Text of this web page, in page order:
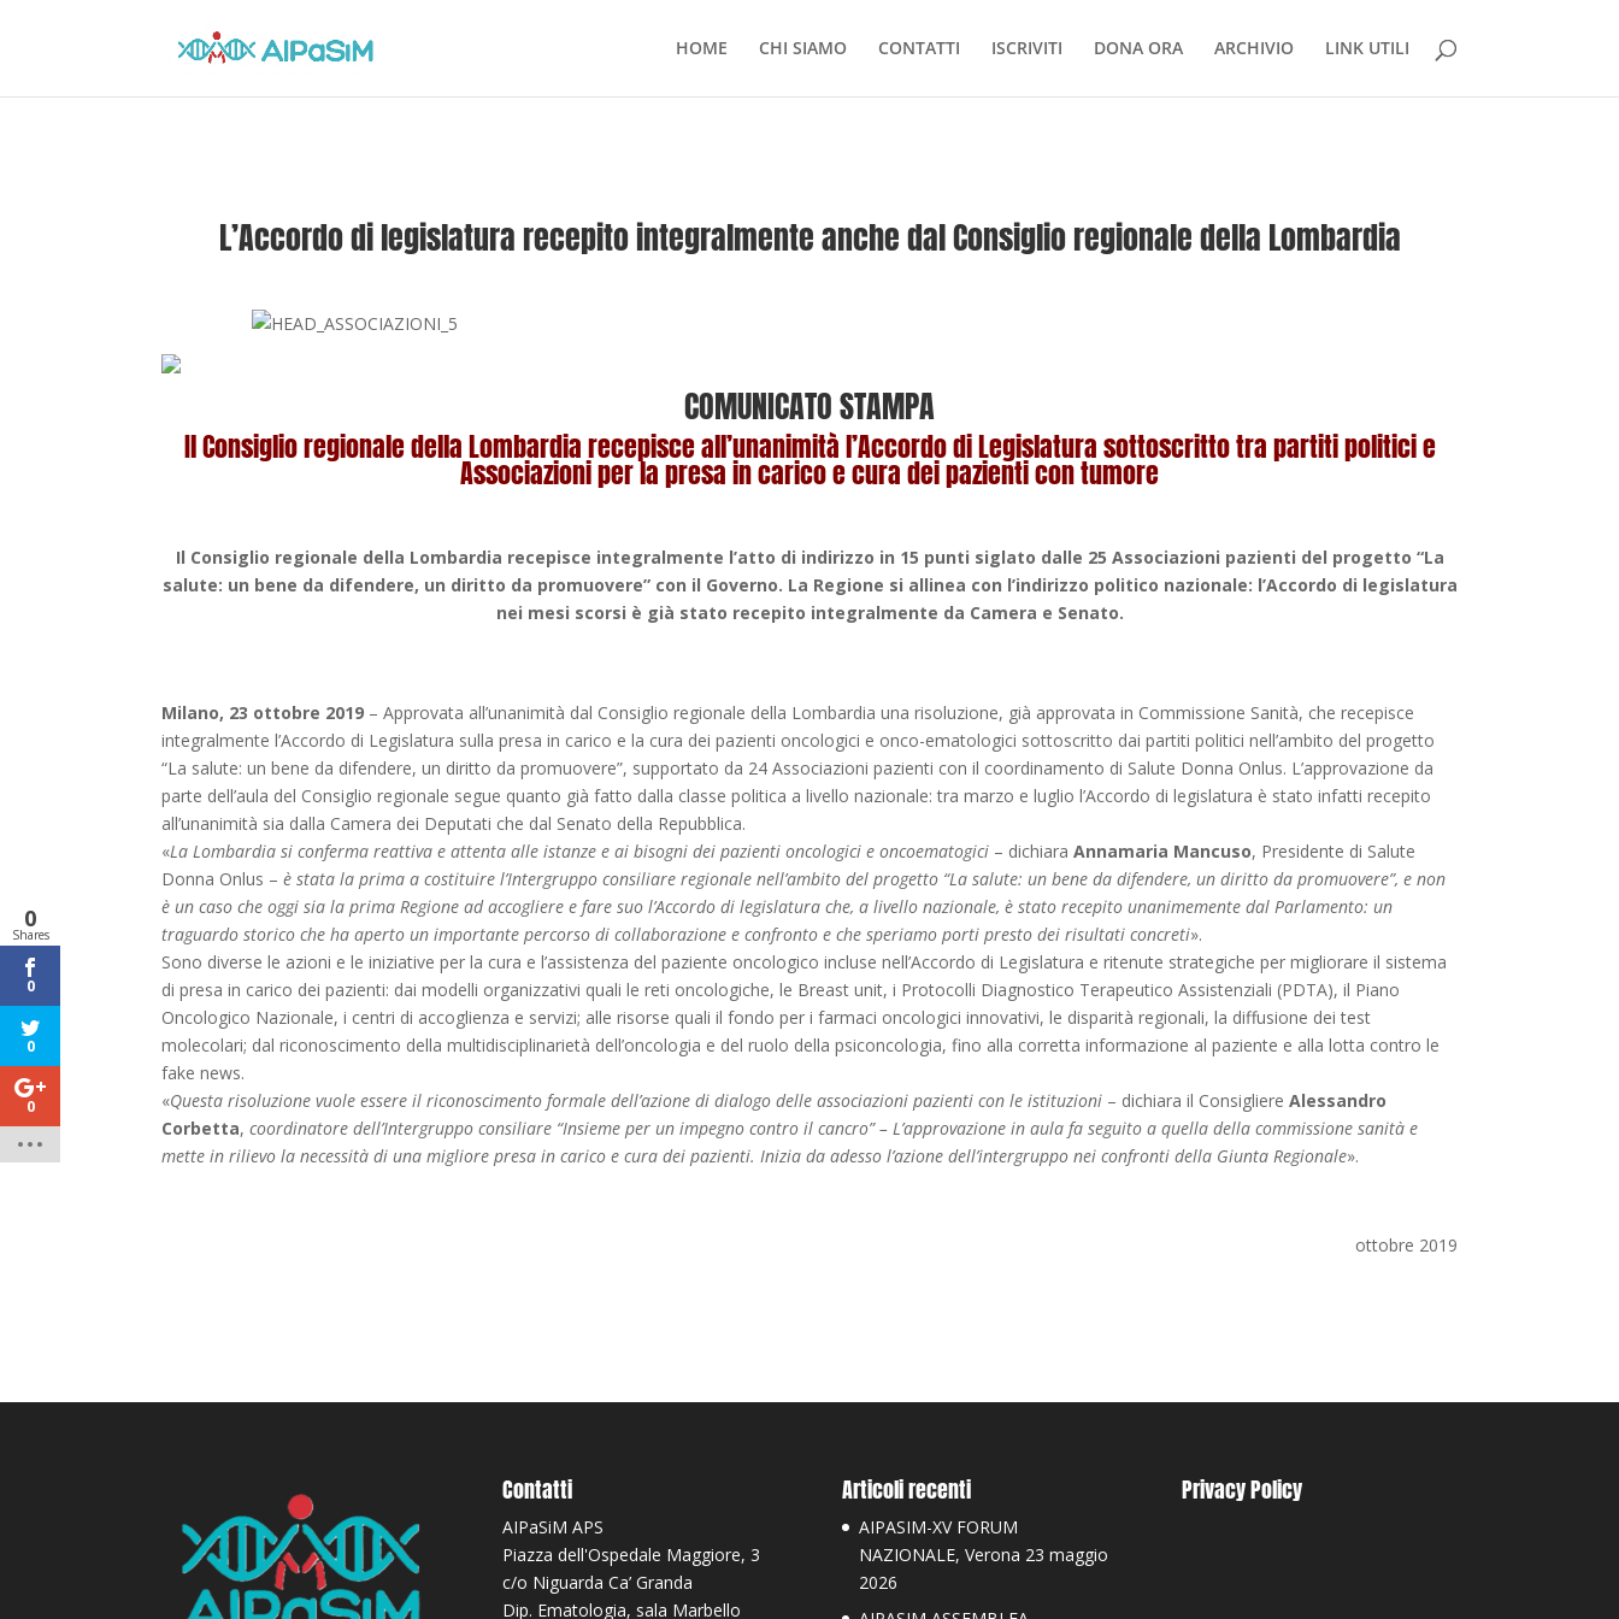
HOME CHI SIAMO CONTATTI ISCRIVITI DONA ORA ARCHIVIO LINK UTILI
L’Accordo di legislatura recepito integralmente anche dal Consiglio regionale della Lombardia
COMUNICATO STAMPA
Il Consiglio regionale della Lombardia recepisce all’unanimità l’Accordo di Legislatura sottoscritto tra partiti politici e
Associazioni per la presa in carico e cura dei pazienti con tumore
Il Consiglio regionale della Lombardia recepisce integralmente l’atto di indirizzo in 15 punti siglato dalle 25 Associazioni pazienti del progetto “La
salute: un bene da difendere, un diritto da promuovere” con il Governo. La Regione si allinea con l’indirizzo politico nazionale: l’Accordo di legislatura
nei mesi scorsi è già stato recepito integralmente da Camera e Senato.
Milano, 23 ottobre 2019 – Approvata all’unanimità dal Consiglio regionale della Lombardia una risoluzione, già approvata in Commissione Sanità, che recepisce
integralmente l’Accordo di Legislatura sulla presa in carico e la cura dei pazienti oncologici e onco-ematologici sottoscritto dai partiti politici nell’ambito del progetto
“La salute: un bene da difendere, un diritto da promuovere”, supportato da 24 Associazioni pazienti con il coordinamento di Salute Donna Onlus. L’approvazione da
parte dell’aula del Consiglio regionale segue quanto già fatto dalla classe politica a livello nazionale: tra marzo e luglio l’Accordo di legislatura è stato infatti recepito
all’unanimità sia dalla Camera dei Deputati che dal Senato della Repubblica.
«La Lombardia si conferma reattiva e attenta alle istanze e ai bisogni dei pazienti oncologici e oncoematogici – dichiaraAnnamaria Mancuso, Presidente di Salute
Donna Onlus –è stata la prima a costituire l’Intergruppo consiliare regionale nell’ambito del progetto “La salute: un bene da difendere, un diritto da promuovere”, e non
è un caso che oggi sia la prima Regione ad accogliere e fare suo l’Accordo di legislatura che, a livello nazionale, è stato recepito unanimemente dal Parlamento: un
traguardo storico che ha aperto un importante percorso di collaborazione e confronto e che speriamo porti presto dei risultati concreti».
Sono diverse le azioni e le iniziative per la cura e l’assistenza del paziente oncologico incluse nell’Accordo di Legislatura e ritenute strategiche per migliorare il sistema
di presa in carico dei pazienti: dai modelli organizzativi quali le reti oncologiche, le Breast unit, i Protocolli Diagnostico Terapeutico Assistenziali (PDTA), il Piano
Oncologico Nazionale, i centri di accoglienza e servizi; alle risorse quali il fondo per i farmaci oncologici innovativi, le disparità regionali, la diffusione dei test
molecolari; dal riconoscimento della multidisciplinarietà dell’oncologia e del ruolo della psiconcologia, fino alla corretta informazione al paziente e alla lotta contro le
fake news.
«Questa risoluzione vuole essere il riconoscimento formale dell’azione di dialogo delle associazioni pazienti con le istituzioni – dichiara il ConsigliereAlessandro
Corbetta,coordinatore dell’Intergruppo consiliare “Insieme per un impegno contro il cancro” – L’approvazione in aula fa seguito a quella della commissione sanità e
mette in rilievo la necessità di una migliore presa in carico e cura dei pazienti. Inizia da adesso l’azione dell’intergruppo nei confronti della Giunta Regionale».
ottobre 2019
Contatti
AIPaSiM APS
Piazza dell'Ospedale Maggiore, 3
c/o Niguarda Ca’ Granda
Dip. Ematologia, sala Marbello
Articoli recenti
AIPASIM-XV FORUM
NAZIONALE, Verona 23 maggio
2026
Privacy Policy
0
Shares
0
0
0